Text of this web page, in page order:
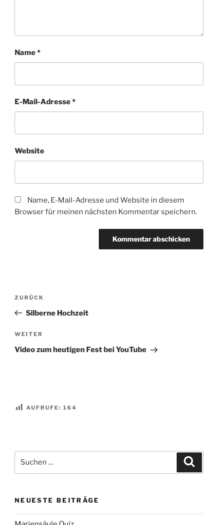
Name*
E-Mail-Adresse*
Website
Name, E-Mail-Adresse und Website in diesem
Browser für meinen nächsten Kommentar speichern.
Beitragsnavigation
Vorheriger
Beitrag
ZURÜCK
Silberne Hochzeit
Nächster
Beitrag
WEITER
Video zum heutigen Fest bei YouTube
AUFRUFE: 164
nach:
NEUESTE BEITRÄGE